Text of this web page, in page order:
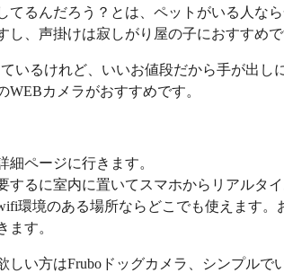
てるんだろう？とは、ペットがいる人な
、声掛けは寂しがり屋の子におすすめで
いるけれど、いいお値段だから手が出し
カメラがおすすめです。
ページに行きます。
するに室内に置いてスマホからリアルタ
環境のある場所ならどこでも使えます。
ます。
しい方はFruboドッグカメラ、シンプルで